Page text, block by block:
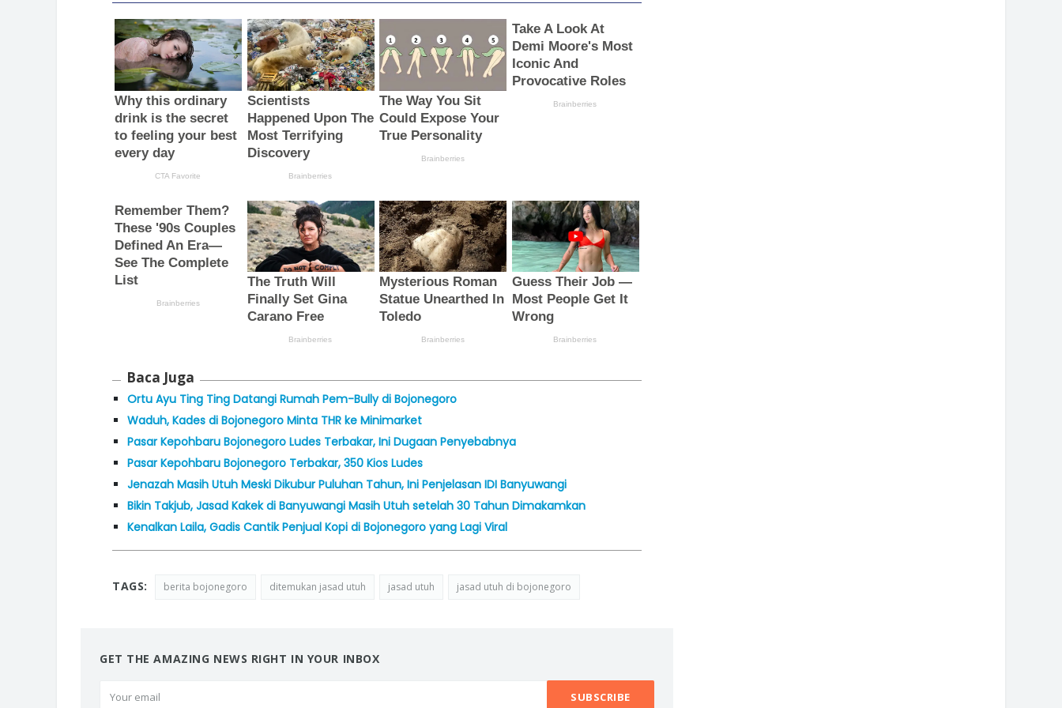
Baca Juga
Ortu Ayu Ting Ting Datangi Rumah Pem-Bully di Bojonegoro
Waduh, Kades di Bojonegoro Minta THR ke Minimarket
Pasar Kepohbaru Bojonegoro Ludes Terbakar, Ini Dugaan Penyebabnya
Pasar Kepohbaru Bojonegoro Terbakar, 350 Kios Ludes
Jenazah Masih Utuh Meski Dikubur Puluhan Tahun, Ini Penjelasan IDI Banyuwangi
Bikin Takjub, Jasad Kakek di Banyuwangi Masih Utuh setelah 30 Tahun Dimakamkan
Kenalkan Laila, Gadis Cantik Penjual Kopi di Bojonegoro yang Lagi Viral
TAGS: berita bojonegoro ditemukan jasad utuh jasad utuh jasad utuh di bojonegoro
GET THE AMAZING NEWS RIGHT IN YOUR INBOX